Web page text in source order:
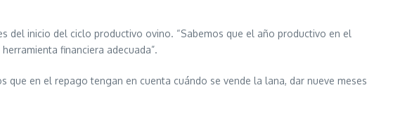
del inicio del ciclo productivo ovino. “Sabemos que el año productivo en el
financiera adecuada”.
en el repago tengan en cuenta cuándo se vende la lana, dar nueve meses